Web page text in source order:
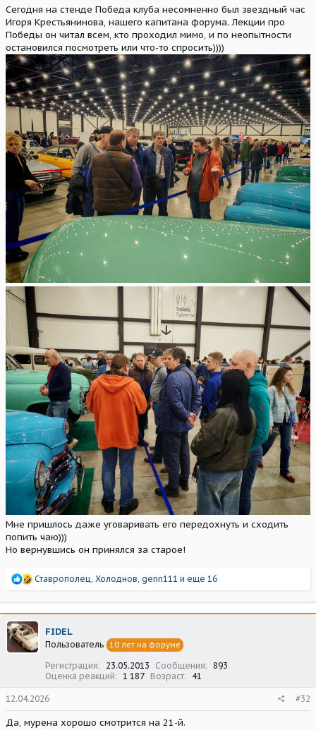
Сегодня на стенде Победа клуба несомненно был звездный час
Игоря Крестьянинова, нашего капитана форума. Лекции про
Победы он читал всем, кто проходил мимо, и по неопытности
остановился посмотреть или что-то спросить))))
Мне пришлось даже уговаривать его передохнуть и сходить
попить чаю)))
Но вернувшись он принялся за старое!
Р
а
к
ц
и
и
Ставрополец Холоднов genn111 и еще 16
FIDEL
Пользователь 10 лет на форуме
Регистрация 23.05.2013 Сообщения
893
Оценка реакций
1 187 Возраст 41
12.04.2026 #32
Да, мурена хорошо смотрится на 21-й.